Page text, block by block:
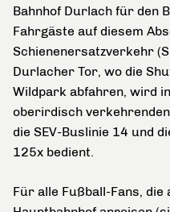
Bahnhof Durlach für den
Fahrgäste auf diesem
Schienenersatzverkehr
Durlacher Tor, wo die
Wildpark abfahren, wird
oberirdisch
die SEV-Buslinie 14 und
125x bedient.
Für alle Fußball-Fans,